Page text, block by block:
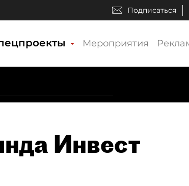
Подписаться
Мероприятия
Инвест